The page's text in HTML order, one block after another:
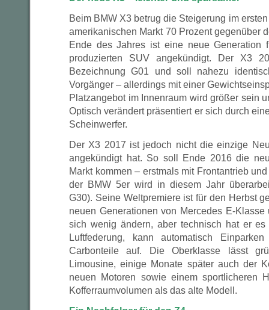
Beim BMW X3 betrug die Steigerung im
amerikanischen Markt 70 Prozent gegenüber
Ende des Jahres ist eine neue Generation
produzierten SUV angekündigt. Der X3
Bezeichnung G01 und soll nahezu
Vorgänger – allerdings mit einer
Platzangebot im Innenraum wird größer sein
Optisch verändert präsentiert er sich durch
Scheinwerfer.
Der X3 2017 ist jedoch nicht die einzige
angekündigt hat. So soll Ende 2016 die
Markt kommen – erstmals mit Frontantrieb
der BMW 5er wird in diesem Jahr
G30). Seine Weltpremiere ist für den Herbst
neuen Generationen von Mercedes E-
sich wenig ändern, aber technisch hat er
Luftfederung, kann automatisch
Carbonteile auf. Die Oberklasse lässt
Limousine, einige Monate später auch der
neuen Motoren sowie einem sportlicheren
Kofferraumvolumen als das alte Modell.